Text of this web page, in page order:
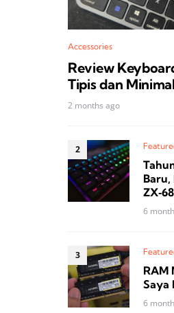
Accessories
Review
Tipis dan
2 months ago
Baru,
6
RAM
Saya
6